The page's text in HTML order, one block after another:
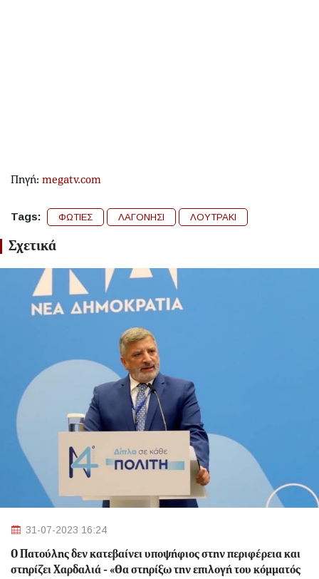
Πηγή: megatv.com
Tags: ΦΩΤΙΕΣ ΛΑΓΟΝΗΣΙ ΛΟΥΤΡΑΚΙ
Σχετικά
31-07-2023 16:24
Ο Πατούλης δεν κατεβαίνει υποψήφιος στην περιφέρεια και
στηρίζει Χαρδαλιά - «Θα στηρίξω την επιλογή του κόμματός